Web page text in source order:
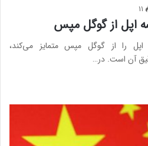
11
را از گوگل مپس متمایز می‌کند،
آن است. در…